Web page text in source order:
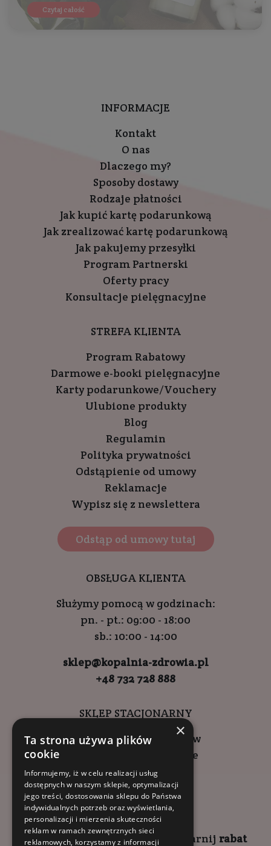
Czytaj całość
INFORMACJE
Kontakt
O nas
Dlaczego my?
Sposoby dostawy
Rodzaje płatności
Jak kupić kartę podarunkową
Jak zrealizować kartę podarunkową
Jak pakujemy przesyłki
Program Partnerski
Oferty pracy
Konsultacje pielęgnacyjne
STREFA KLIENTA
Program Rabatowy
Darmowe e-booki pielęgnacyjne
Karty podarunkowe/Vouchery
Ulubione produkty
Blog
Regulamin
Polityka prywatności
Odstąpienie od umowy
Reklamacje
Wypisz się z newslettera
Odstąp od umowy tutaj
OBSŁUGA KLIENTA
Służymy pomocą w godzinach:
pn. - pt.: 09:00 - 18:00
sb.: 10:00 - 14:00
sklep@kopalnia-zdrowia.pl
+48 732 728 888
SKLEP STACJONARNY
ul. Wadowicka 6, Kraków
Kompleks Buma Square
godziny otwarcia:
9:00 - 18:00 (pon-pt)
10:00 - 14:00 (sob)
Zapisz się naNEWSLETTER zgarnij rabat
×
Ta strona używa plików
cookie
Informujemy, iż w celu realizacji usług
dostępnych w naszym sklepie, optymalizacji
jego treści, dostosowania sklepu do Państwa
indywidualnych potrzeb oraz wyświetlania,
personalizacji i mierzenia skuteczności
reklam w ramach zewnętrznych sieci
reklamowych, korzystamy z informacji